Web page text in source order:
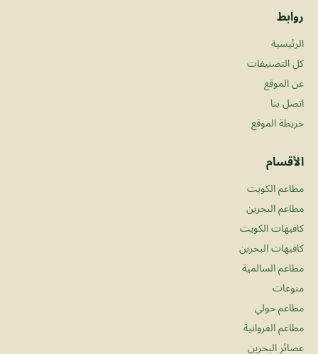
روابط
الرئيسية
كل التصنيفات
عن الموقع
اتصل بنا
خريطة الموقع
الأقسام
مطاعم الكويت
مطاعم البحرين
كافيهات الكويت
كافيهات البحرين
مطاعم السالمية
منوعات
مطاعم حولي
مطاعم الفروانية
عصائر البحرين